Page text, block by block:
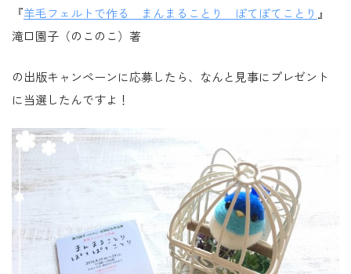
『羊毛フェルトで作る まんまることり ぽてぽてことり 』
滝口園子（のこのこ）著
の出版キャンペーンに応募したら、なんと見事にプレゼント
に当選したんですよ！